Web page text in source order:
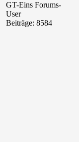
GT-Eins Forums-
User
Beiträge: 8584